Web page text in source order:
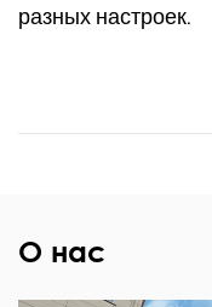
разных настроек.
О нас